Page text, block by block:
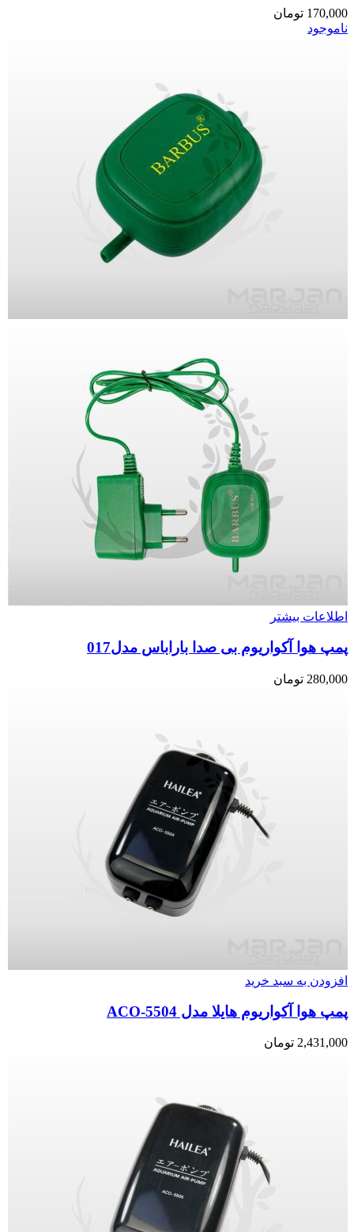
170,000 تومان
ناموجود
اطلاعات بیشتر
پمپ هوا آکواریوم بی صدا باراباس مدل017
280,000 تومان
افزودن به سبد خرید
پمپ هوا آکواریوم هایلا مدل ACO-5504
2,431,000 تومان